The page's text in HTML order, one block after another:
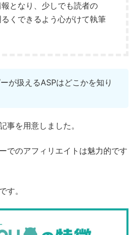
となり、少しでも読者の
くできるよう心がけて執筆
が扱えるASPはどこかを知り
事を用意しました。
でのアフィリエイトは魅力的です
す。